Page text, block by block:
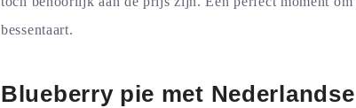
bessentaart.
Blueberry pie met